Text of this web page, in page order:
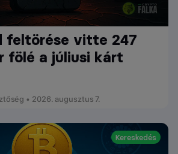
feltörése vitte 247
fölé a júliusi kárt
• 2026. augusztus 7.
Kereskedés